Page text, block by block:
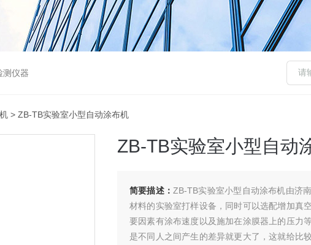
测仪器
> ZB-TB实验室小型自动涂布机
ZB-TB实验室小型自动
简要描述： ZB-TB实验室小型自动涂布机由济
材料的实验室打样设备，同时可以选配增加真
要因素有涂布速度以及施加在涂膜器上的压力
是不同人之间产生的差异就更大了，这就给比